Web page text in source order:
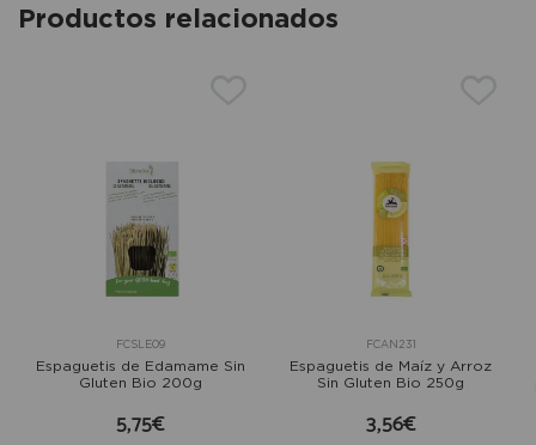
Productos relacionados
FCSLE09
Espaguetis de Edamame Sin
Gluten Bio 200g
5,75€
FCAN231
Espaguetis de Maíz y Arroz
Sin Gluten Bio 250g
3,56€